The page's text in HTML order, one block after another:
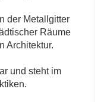
der Metallgitter
Räume
Architektur.
und steht im